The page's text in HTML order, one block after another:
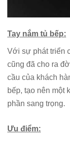
Tay nắm tủ bếp:
Với sự phát triển
cũng đã cho ra
cầu của khách
bếp, tạo nên một
phần sang trọng.
Ưu điểm: